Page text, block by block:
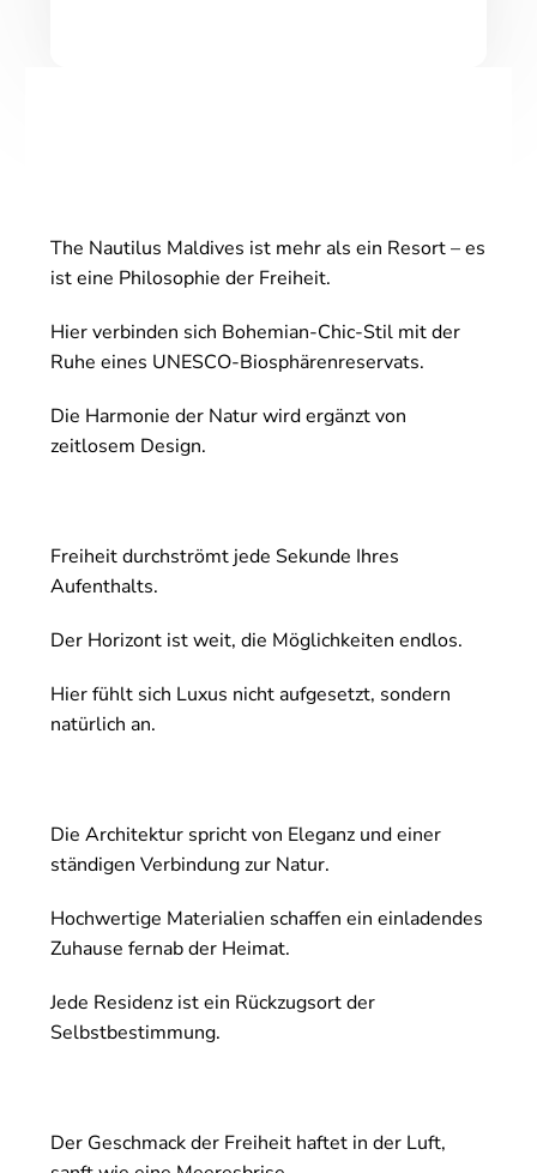
The Nautilus Maldives ist mehr als ein Resort – es
ist eine Philosophie der Freiheit.
Hier verbinden sich Bohemian-Chic-Stil mit der
Ruhe eines UNESCO-Biosphärenreservats.
Die Harmonie der Natur wird ergänzt von
zeitlosem Design.
Freiheit durchströmt jede Sekunde Ihres
Aufenthalts.
Der Horizont ist weit, die Möglichkeiten endlos.
Hier fühlt sich Luxus nicht aufgesetzt, sondern
natürlich an.
Die Architektur spricht von Eleganz und einer
ständigen Verbindung zur Natur.
Hochwertige Materialien schaffen ein einladendes
Zuhause fernab der Heimat.
Jede Residenz ist ein Rückzugsort der
Selbstbestimmung.
Der Geschmack der Freiheit haftet in der Luft,